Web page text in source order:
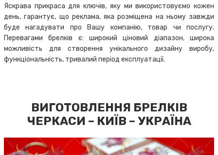
Яскрава прикраса для ключів, яку ми використовуємо кожен
день, гарантує, що реклама, яка розміщена на ньому завжди
буде нагадувати про Вашу компанію, товар чи послугу.
Перевагами брелків є: широкий ціновий діапазон, широка
можливість для створення унікального дизайну виробу,
функціональність, тривалий період експлуатації.
ВИГОТОВЛЕННЯ БРЕЛКІВ
ЧЕРКАСИ – КИЇВ – УКРАЇНА